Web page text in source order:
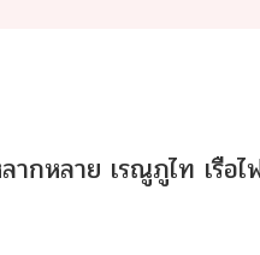
กหลาย เรณูภูไท เรือไ